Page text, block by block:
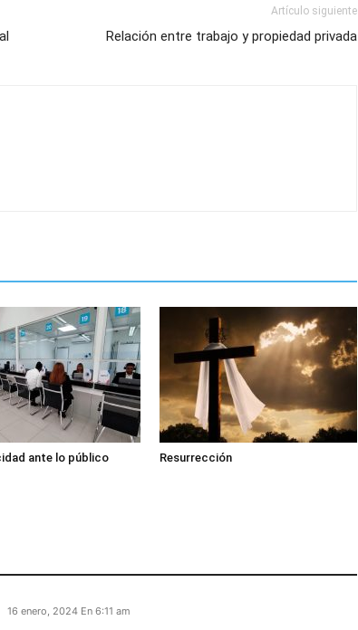
Artículo siguiente
Relación entre trabajo y propiedad privada
ante lo público Resurrección
16 enero, 2024 En 6:11 am